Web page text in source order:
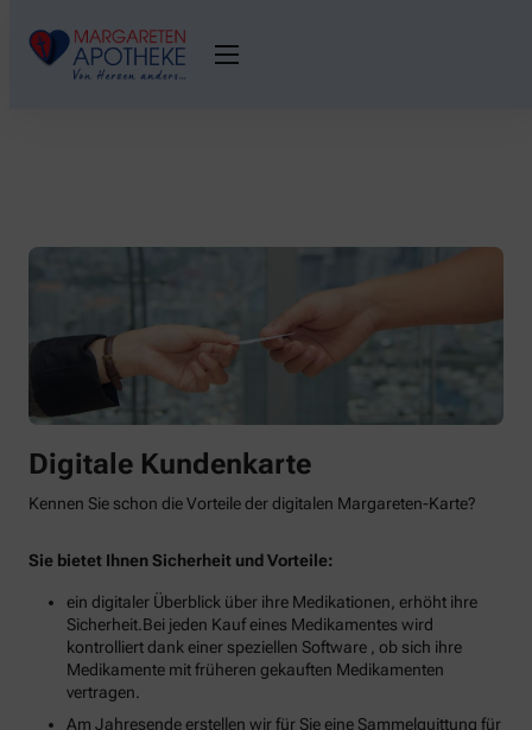
Digitale Kundenkarte
Kennen Sie schon die Vorteile der digitalen Margareten-Karte?
Sie bietet Ihnen Sicherheit und Vorteile:
ein digitaler Überblick über ihre Medikationen, erhöht ihre
Sicherheit.Bei jeden Kauf eines Medikamentes wird
kontrolliert dank einer speziellen Software , ob sich ihre
Medikamente mit früheren gekauften Medikamenten
vertragen.
Am Jahresende erstellen wir für Sie eine Sammelquittung für